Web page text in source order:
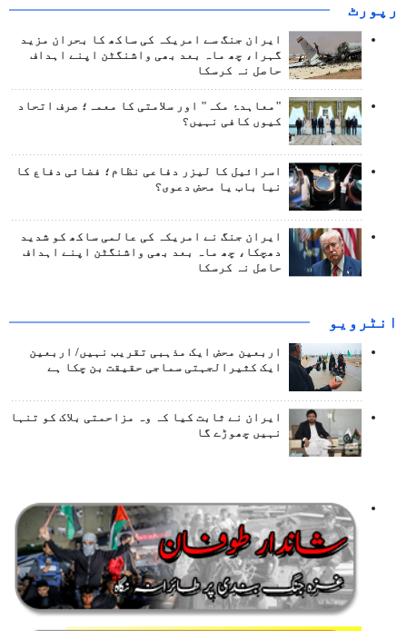
رپورٹ
ایران جنگ سے امریکہ کی ساکھ کا بحران مزید
گہرا، چھ ماہ بعد بھی واشنگٹن اپنے اہداف
حاصل نہ کرسکا
"معاہدۂ مکہ" اور سلامتی کا معمہ؛ صرف اتحاد
کیوں کافی نہیں؟
اسرائیل کا لیزر دفاعی نظام؛ فضائی دفاع کا
نیا باب یا محض دعوی؟
ایران جنگ نے امریکہ کی عالمی ساکھ کو شدید
دھچکا، چھ ماہ بعد بھی واشنگٹن اپنے اہداف
حاصل نہ کرسکا
انٹرويو
اربعین محض ایک مذہبی تقریب نہیں/ اربعین
ایک کثیرالجہتی سماجی حقیقت بن چکا ہے
ایران نے ثابت کیا کہ وہ مزاحمتی بلاک کو تنہا
نہیں چھوڑے گا